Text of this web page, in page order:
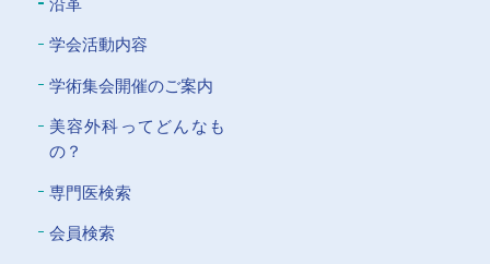
沿革
学会活動内容
学術集会開催のご案内
美容外科ってどんなも
の？
専門医検索
会員検索